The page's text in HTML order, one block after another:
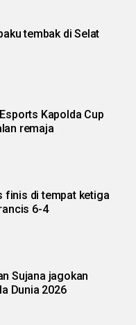
tembak di Selat
Kapolda Cup
remaja
finis di tempat ketiga
6-4
Sujana jagokan
Dunia 2026